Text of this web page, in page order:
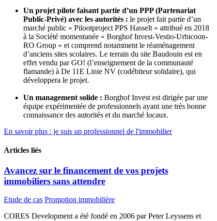
Un projet pilote faisant partie d’un PPP (Partenariat
Public-Privé) avec les autorités : le projet fait partie d’un
marché public « Pilootproject PPS Hasselt » attribué en 2018
à la Société momentanée « Borghof Invest-Vestio-Urbicoon-
RO Group » et comprend notamment le réaménagement
d’anciens sites scolaires. Le terrain du site Baudouin est en
effet vendu par GO! (l’enseignement de la communauté
flamande) à De 11E Linie NV (codébiteur solidaire), qui
développera le projet.
Un management solide : Borghof Invest est dirigée par une
équipe expérimentée de professionnels ayant une très bonne
connaissance des autorités et du marché locaux.
En savoir plus : je suis un professionnel de l'immobilier
Articles liés
Avancez sur le financement de vos projets
immobiliers sans attendre
Etude de cas Promotion immobilière
CORES Development a été fondé en 2006 par Peter Leyssens et